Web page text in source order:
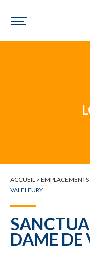
Un
ACCUEIL > EMPLACEMENTS
VALFLEURY
DAME DE